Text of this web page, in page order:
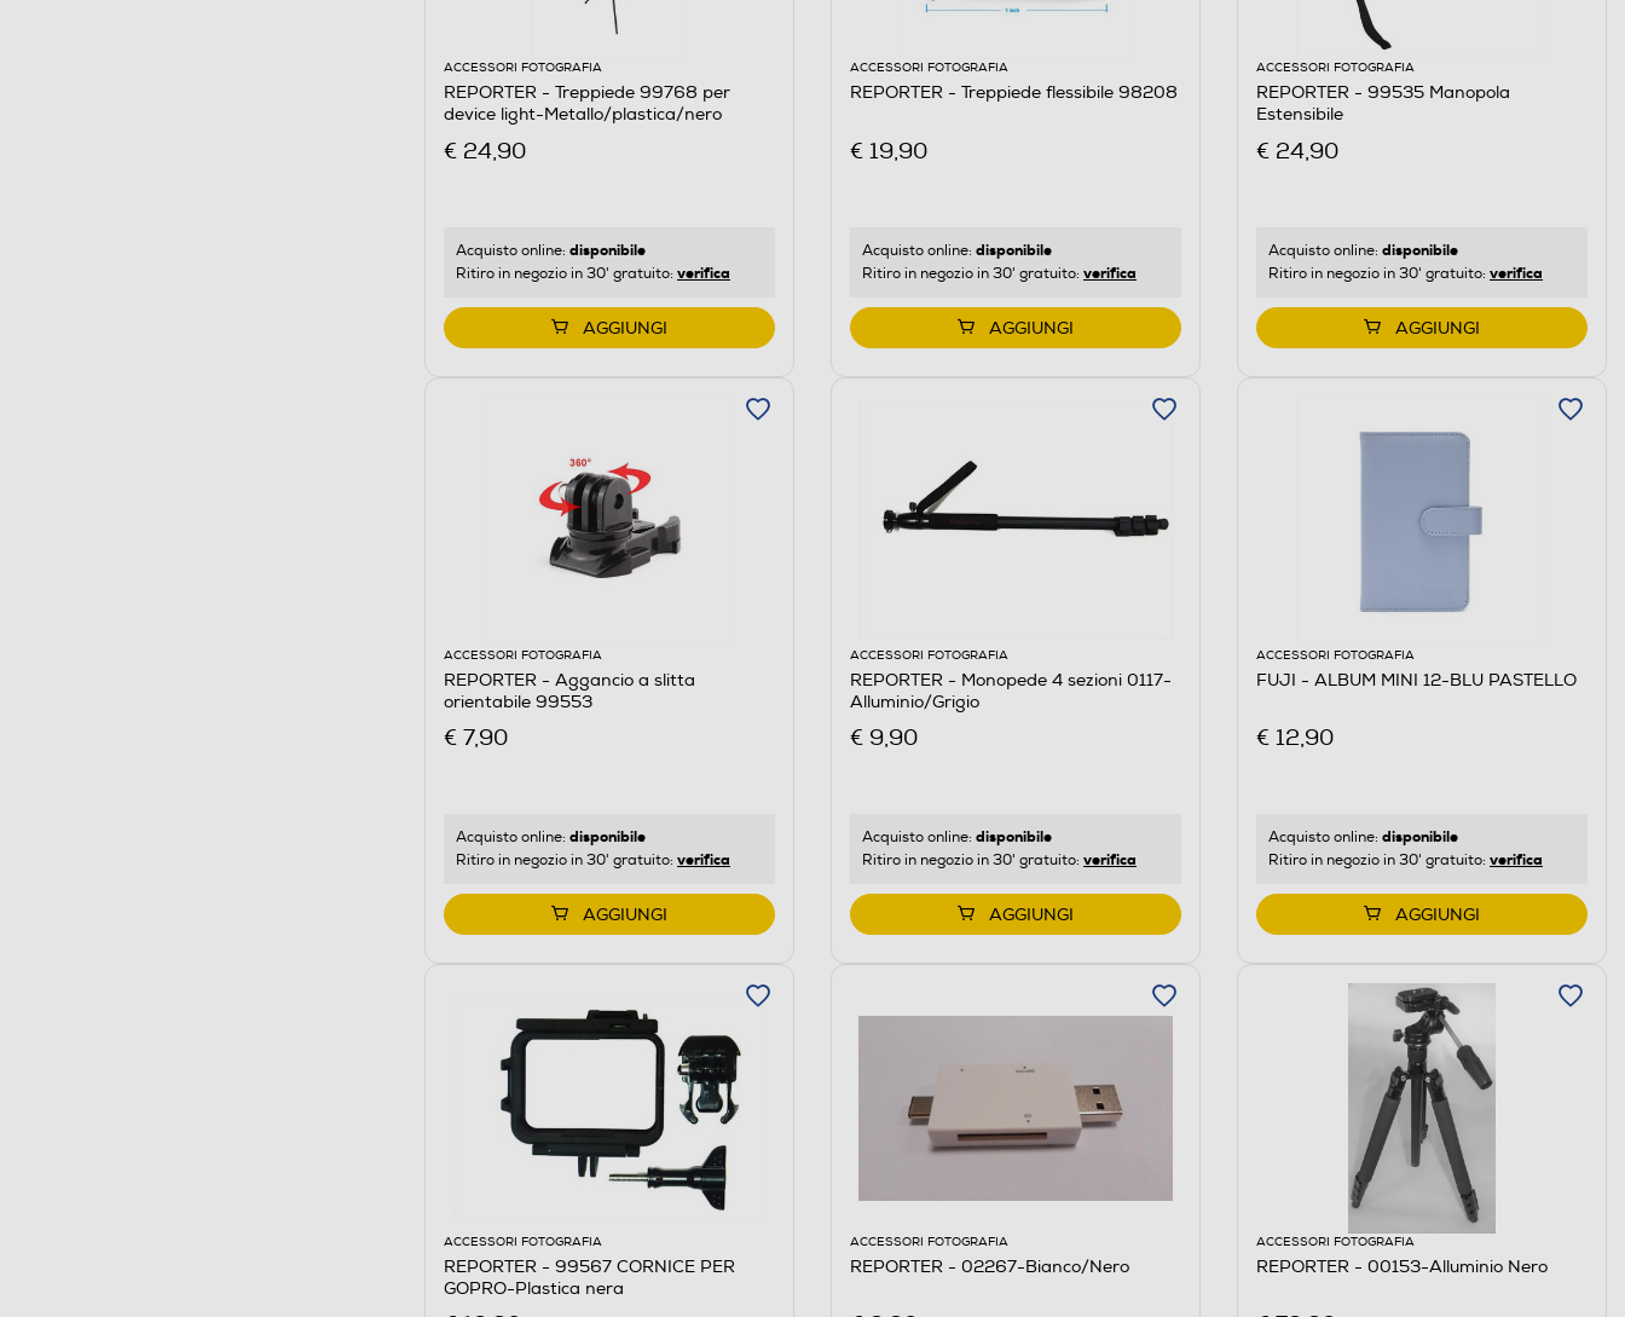
ACCESSORI FOTOGRAFIA
REPORTER - Treppiede 99768 per
device light-Metallo/plastica/nero
€ 24,90
Acquisto online: disponibile
Ritiro in negozio in 30' gratuito: verifica
AGGIUNGI
ACCESSORI FOTOGRAFIA
REPORTER - Treppiede flessibile 98208
€ 19,90
Acquisto online: disponibile
Ritiro in negozio in 30' gratuito: verifica
AGGIUNGI
ACCESSORI FOTOGRAFIA
REPORTER - 99535 Manopola
Estensibile
€ 24,90
Acquisto online: disponibile
Ritiro in negozio in 30' gratuito: verifica
AGGIUNGI
ACCESSORI FOTOGRAFIA
REPORTER - Aggancio a slitta
orientabile 99553
€ 7,90
Acquisto online: disponibile
Ritiro in negozio in 30' gratuito: verifica
AGGIUNGI
ACCESSORI FOTOGRAFIA
REPORTER - Monopede 4 sezioni 0117-
Alluminio/Grigio
€ 9,90
Acquisto online: disponibile
Ritiro in negozio in 30' gratuito: verifica
AGGIUNGI
ACCESSORI FOTOGRAFIA
FUJI - ALBUM MINI 12-BLU PASTELLO
€ 12,90
Acquisto online: disponibile
Ritiro in negozio in 30' gratuito: verifica
AGGIUNGI
ACCESSORI FOTOGRAFIA
REPORTER - 99567 CORNICE PER
GOPRO-Plastica nera
ACCESSORI FOTOGRAFIA
REPORTER - 02267-Bianco/Nero
ACCESSORI FOTOGRAFIA
REPORTER - 00153-Alluminio Nero